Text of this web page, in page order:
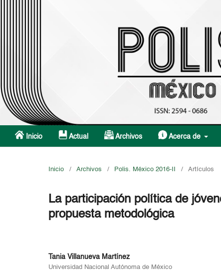
Inicio Actual Archivos Acerca de
Inicio / Archivos / Polis. México 2016-II / Artículos
La participación política de
propuesta metodológica
Tania Villanueva Martínez
Universidad Nacional Autónoma de México